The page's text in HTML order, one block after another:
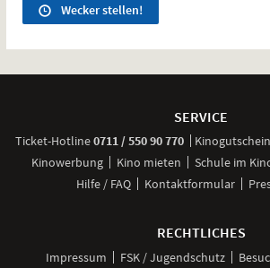
Wecker stellen!
SERVICE
Ticket-Hotline0711 / 550 90 770anrufen
Kinowerbung
Kino mieten Schule im
Hilfe / FAQ
Kontaktformular
RECHTLICHES
Impressum FSK / Jugendschutz